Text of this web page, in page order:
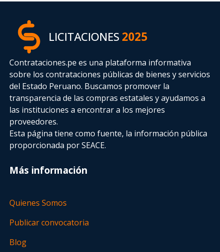
LICITACIONES2025
Contrataciones.pe es una plataforma informativa
sobre los contrataciones públicas de bienes y servicios
del Estado Peruano. Buscamos promover la
transparencia de las compras estatalesy ayudamos a
las instituciones a encontrar a los mejores
proveedores.
Esta página tiene como fuente, la información pública
proporcionada por SEACE.
Más información
Quienes Somos
Publicar convocatoria
Blog